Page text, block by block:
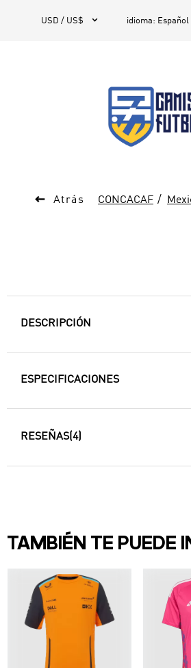
USD / US$  idioma: Español
 Atrás CONCACAF
DESCRIPCIÓN
ESPECIFICACIONES
RESEÑAS(4)
TAMBIÉN TE PUEDE